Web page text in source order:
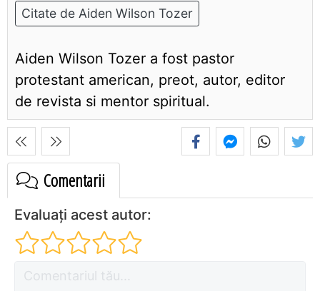
Citate de Aiden Wilson Tozer
Aiden Wilson Tozer a fost pastor
protestant american, preot, autor, editor
de revista si mentor spiritual.
Comentarii
Evaluați acest autor: